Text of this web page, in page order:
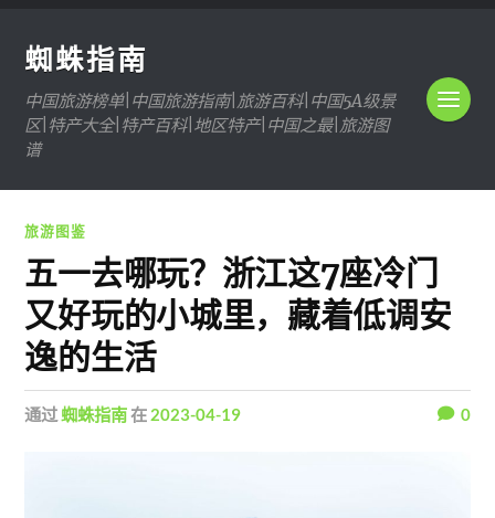
蜘蛛指南
中国旅游榜单|中国旅游指南|旅游百科|中国5A级景
区|特产大全|特产百科|地区特产|中国之最|旅游图
谱
旅游图鉴
五一去哪玩？浙江这7座冷门
又好玩的小城里，藏着低调安
逸的生活
通过蜘蛛指南在 2023-04-19 0